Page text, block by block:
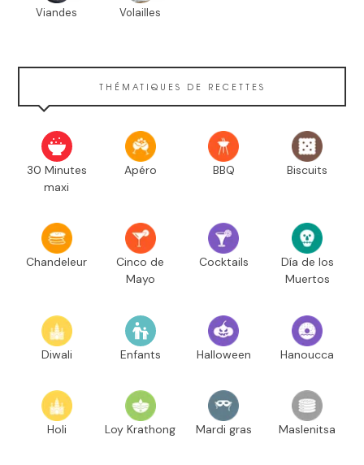
Viandes Volailles
THÉMATIQUES DE RECETTES
30 Minutes
maxi
Apéro BBQ Biscuits
Chandeleur
Cinco de
Mayo
Cocktails
Día de los
Muertos
Diwali Enfants Halloween Hanoucca
Holi Loy Krathong Mardi gras Maslenitsa